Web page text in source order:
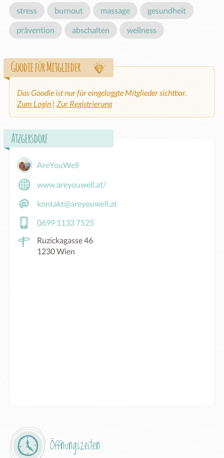
stress burnout massage gesundheit
prävention abschalten wellness
Goodie für Mitglieder
Das Goodie ist nur für eingeloggte Mitglieder sichtbar.
Zum Login | Zur Registrierung
Atzgersdorf
AreYouWell
www.areyouwell.at/
kontakt@areyouwell.at
0699 1133 7525
Ruzickagasse 46
1230 Wien
Öffnungszeiten